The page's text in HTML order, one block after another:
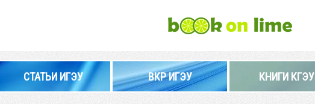
СТАТЬИ ИГЭУ ВКР ИГЭУ КНИГИ КГЭУ